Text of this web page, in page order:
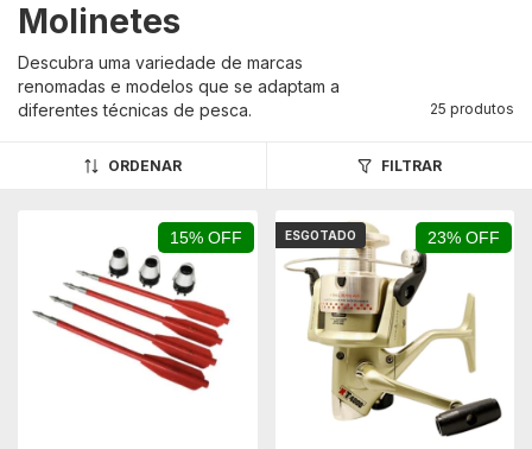
Molinetes
Descubra uma variedade de marcas
renomadas e modelos que se adaptam a
diferentes técnicas de pesca.
25 produtos
ORDENAR FILTRAR
15% OFF 23% OFF
ESGOTADO